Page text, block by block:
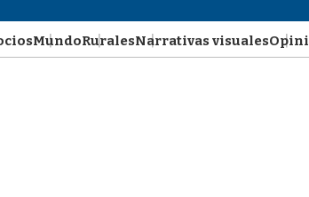
MundoRuralesNarrativas visuales